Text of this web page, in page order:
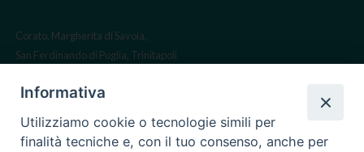
Corato, Margherita di Savoia,
San Ferdinando di Puglia, Trinitapoli
Sede arcivescovile suffraganea
Regione ecclesiastica Puglia
Informativa
Utilizziamo cookie o tecnologie simili per
finalità tecniche e, con il tuo consenso, anche per